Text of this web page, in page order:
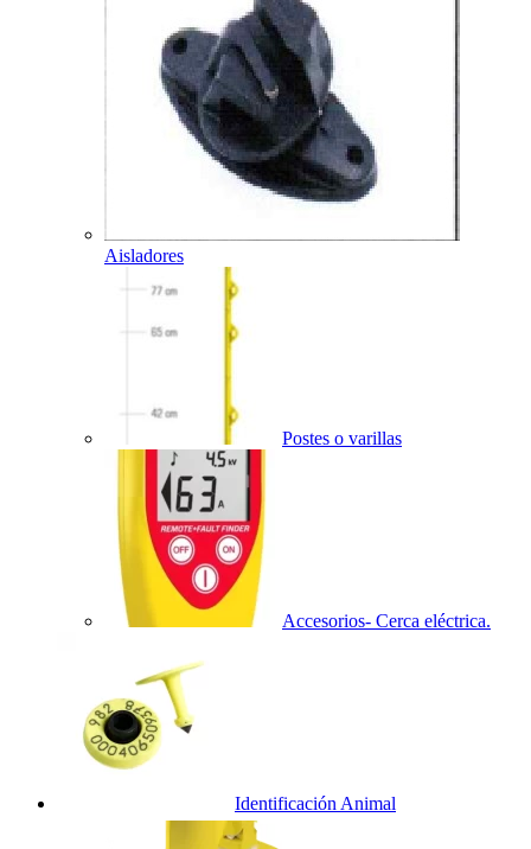
Aisladores
Postes o varillas
Accesorios- Cerca eléctrica.
Identificación Animal